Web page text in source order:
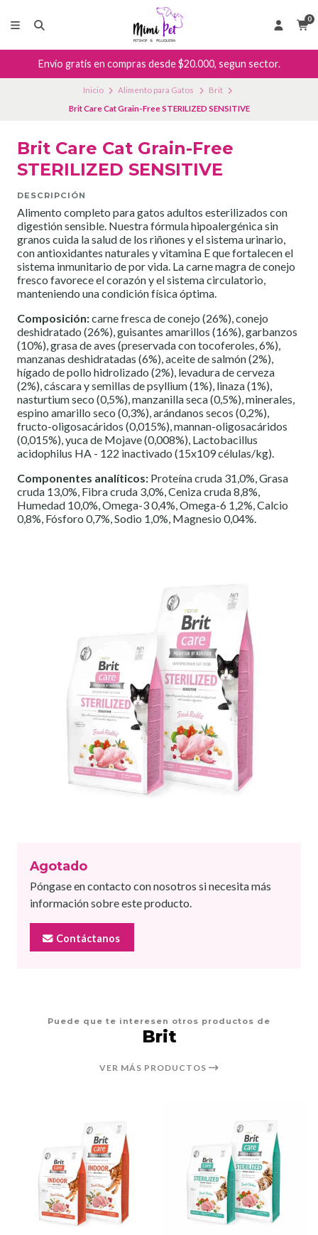
0
Envío gratis en compras desde $20.000, segun sector.
Inicio Alimento para Gatos
Brit
Brit Care Cat Grain-Free STERILIZED SENSITIVE
Brit Care Cat Grain-Free
STERILIZED SENSITIVE
DESCRIPCIÓN
Alimento completo para gatos adultos esterilizados con
digestión sensible. Nuestra fórmula hipoalergénica sin
granos cuida la salud de los riñones y el sistema urinario,
con antioxidantes naturales y vitamina E que fortalecen el
sistema inmunitario de por vida. La carne magra de conejo
fresco favorece el corazón y el sistema circulatorio,
manteniendo una condición física óptima.
Composición:carne fresca de conejo (26%), conejo
deshidratado (26%), guisantes amarillos (16%), garbanzos
(10%), grasa de aves (preservada con tocoferoles, 6%),
manzanas deshidratadas (6%), aceite de salmón (2%),
hígado de pollo hidrolizado (2%), levadura de cerveza
(2%), cáscara y semillas de psyllium (1%), linaza (1%),
nasturtium seco (0,5%), manzanilla seca (0,5%), minerales,
espino amarillo seco (0,3%), arándanos secos (0,2%),
fructo-oligosacáridos (0,015%), mannan-oligosacáridos
(0,015%), yuca de Mojave (0,008%), Lactobacillus
acidophilus HA - 122 inactivado (15x109 células/kg).
Componentes analíticos: Proteína cruda 31,0%, Grasa
cruda 13,0%, Fibra cruda 3,0%, Ceniza cruda 8,8%,
Humedad 10,0%, Omega-3 0,4%, Omega-6 1,2%, Calcio
0,8%, Fósforo 0,7%, Sodio 1,0%, Magnesio 0,04%.
Agotado
Póngase en contacto con nosotros si necesita más
información sobre este producto.
Contáctanos
Puede que te interesen otros productos de
Brit
VER MÁS PRODUCTOS